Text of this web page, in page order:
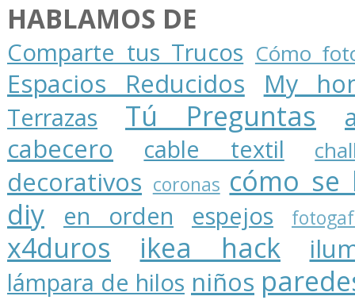
HABLAMOS DE
Comparte tus Trucos Cómo
Espacios Reducidos My
Terrazas Tú Preguntas
cabecero
cable textil
decorativos coronas cómo se
diy
en orden espejos
x4duros ikea hack
lámpara de hilos niños